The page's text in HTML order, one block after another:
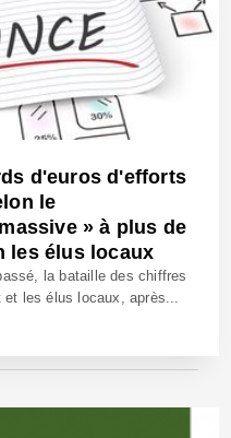
d'euros d'efforts
le
» à plus de
les élus locaux
la bataille des chiffres
les élus locaux, après...